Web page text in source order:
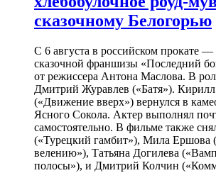
сказочному Белогорью
С 6 августа в российском прокате
сказочной франшизы «Последний
от режиссера Антона Маслова. В
Дмитрий Журавлев («Батя»). Кирилл
(«Движение вверх») вернулся в
Ясного Сокола. Актер выполнял
самостоятельно. В фильме также
(«Турецкий гамбит»), Мила Ершова
велению»), Татьяна Догилева
полосы»), и Дмитрий Колчин